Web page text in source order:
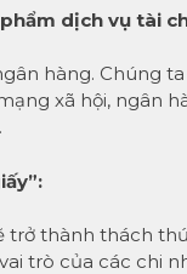
dịch vụ tài
hàng. Chúng
xã hội, ngân
trở thành thách
trò của các chi